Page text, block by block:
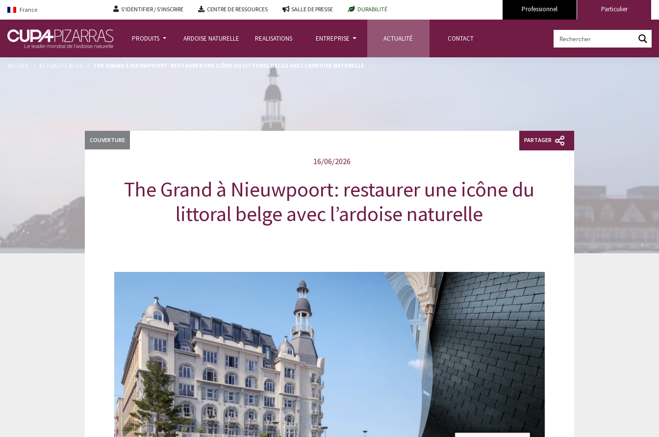
France S'IDENTIFIER / S'INSCRIRE CENTRE DE RESSOURCES SALLE DE PRESSE DURABILITÉ Particulier
Professionnel
PRODUITS ARDOISE NATURELLE REALISATIONS ENTREPRISE ACTUALITÉ CONTACT
ACCUEIL / ACTUALITÉ BLOG / THE GRAND À NIEUWPOORT: RESTAURER UNE ICÔNE DU LITTORAL BELGE AVEC L’ARDOISE NATURELLE
COUVERTURE
16/06/2026
PARTAGER
The Grand à Nieuwpoort: restaurer une icône du
littoral belge avec l’ardoise naturelle